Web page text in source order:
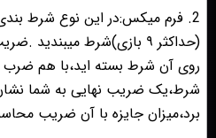
2. فرم میکس:در این نوع شرط
(حداکثر ۹ بازی)شرط
روی آن شرط بسته اید،با هم
شرط،یک ضریب نهایی به شما
برد،میزان جایزه با آن ضریب